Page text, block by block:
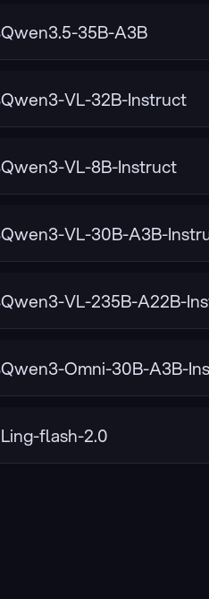
Qwen3.5-35B-A3B
Qwen3-VL-32B-Instruct
Qwen3-VL-8B-Instruct
Qwen3-VL-30B-A3B-
Qwen3-VL-235B-A22B-
Qwen3-Omni-30B-A3B-
Ling-flash-2.0